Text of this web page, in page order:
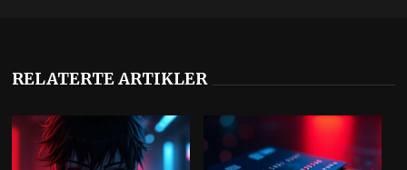
RELATERTE ARTIKLER